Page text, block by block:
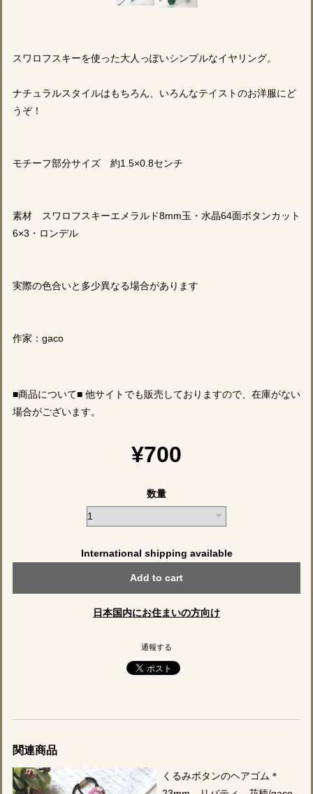
スワロフスキーを使った大人っぽいシンプルなイヤリング。
ナチュラルスタイルはもちろん、いろんなテイストのお洋服にど
うぞ！
モチーフ部分サイズ 約1.5×0.8センチ
素材 スワロフスキーエメラルド8mm玉・水晶64面ボタンカット
6×3・ロンデル
実際の色合いと多少異なる場合があります
作家：gaco
■商品について■ 他サイトでも販売しておりますので、在庫がない
場合がございます。
¥700
数量
International shipping available
Add to cart
日本国内にお住まいの方向け
通報する
関連商品
くるみボタンのヘアゴム＊